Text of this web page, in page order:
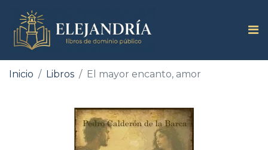
Inicio Libros El mayor encanto, amor